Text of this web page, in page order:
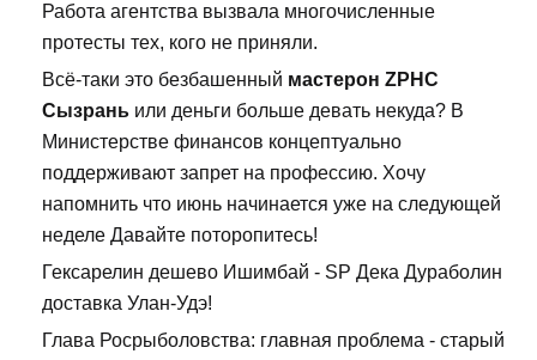
Работа агентства вызвала многочисленные
протесты тех, кого не приняли.
Всё-таки это безбашенный мастерон ZPHC
Сызрань или деньги больше девать некуда? В
Министерстве финансов концептуально
поддерживают запрет на профессию. Хочу
напомнить что июнь начинается уже на следующей
неделе Давайте поторопитесь!
Гексарелин дешево Ишимбай - SP Дека Дураболин
доставка Улан-Удэ!
Глава Росрыболовства: главная проблема - старый